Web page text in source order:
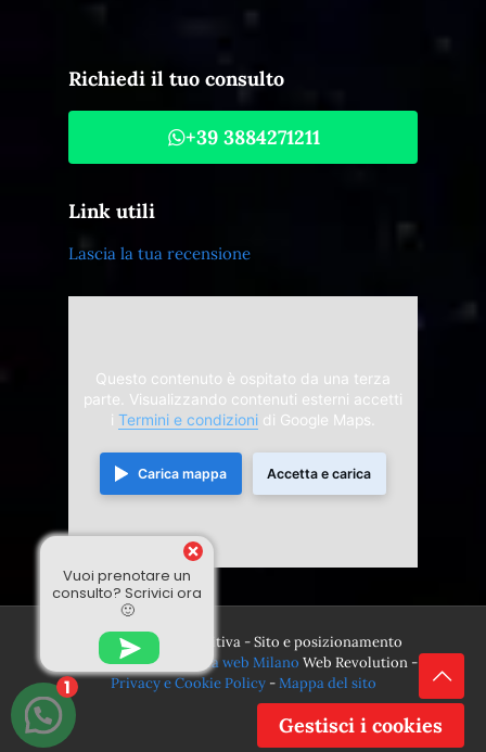
Richiedi il tuo consulto
+39 3884271211
Link utili
Lascia la tua recensione
Questo contenuto è ospitato da una terza
parte. Visualizzando contenuti esterni accetti
i Termini e condizioni di Google Maps.
Carica mappa Accetta e carica
© 2024 Divina Sensitiva - Sito e posizionamento
realizzato dall'
Agenzia web Milano Web Revolution -
Privacy e Cookie Policy-Mappa del sito
Vuoi prenotare un
consulto? Scrivici ora
🙂
1
Gestisci i cookies